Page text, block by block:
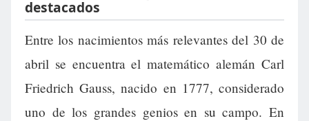
destacados
Entre los nacimientos más relevantes del 30 de
abril se encuentra el matemático alemán Carl
Friedrich Gauss, nacido en 1777, considerado
uno de los grandes genios en su campo. En